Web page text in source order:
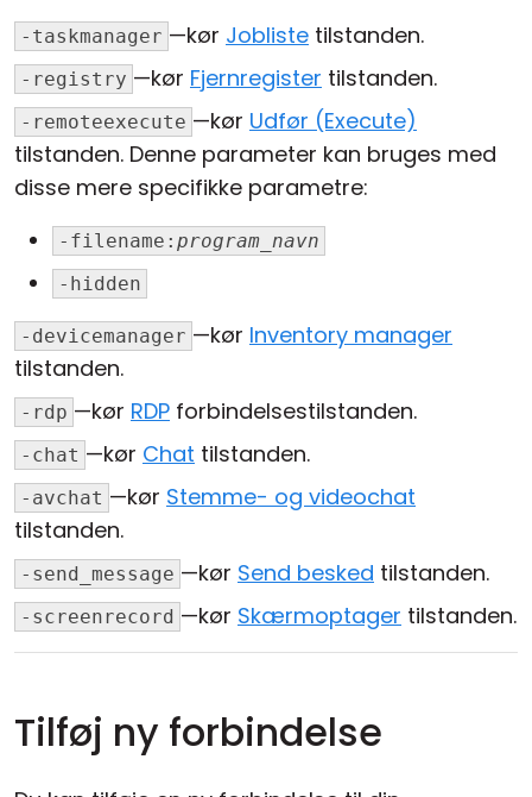
-taskmanager —kør Jobliste tilstanden.
-registry —kør Fjernregister tilstanden.
-remoteexecute —kør Udfør (Execute)
tilstanden. Denne parameter kan bruges med
disse mere specifikke parametre:
-filename: program_navn
-hidden
-devicemanager —kør Inventory manager
tilstanden.
-rdp —kør RDP forbindelsestilstanden.
-chat —kør Chat tilstanden.
-avchat —kør Stemme- og videochat
tilstanden.
-send_message —kør Send besked tilstanden.
-screenrecord —kør Skærmoptager tilstanden.
Tilføj ny forbindelse